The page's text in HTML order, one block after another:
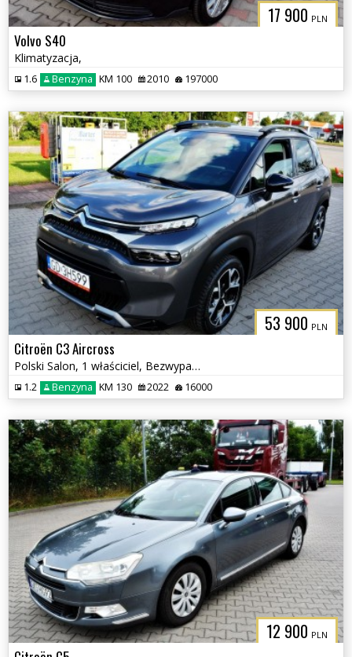
17 900 PLN
Volvo S40
Klimatyzacja,
1.6 Benzyna KM 100 2010 197000
53 900 PLN
Citroën C3 Aircross
Polski Salon, 1 właściciel, Bezwypadkowy
1.2 Benzyna KM 130 2022 16000
12 900 PLN